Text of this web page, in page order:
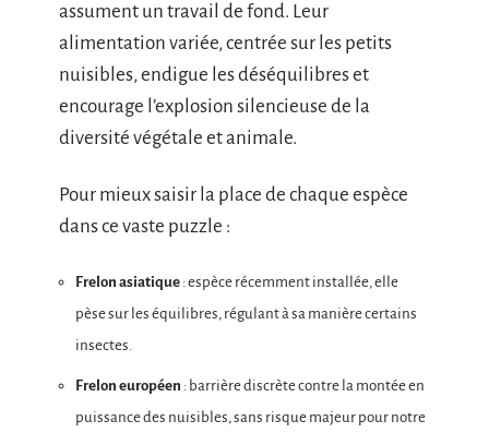
assument un travail de fond. Leur
alimentation variée, centrée sur les petits
nuisibles, endigue les déséquilibres et
encourage l’explosion silencieuse de la
diversité végétale et animale.
Pour mieux saisir la place de chaque espèce
dans ce vaste puzzle :
Frelon asiatique : espèce récemment installée, elle
pèse sur les équilibres, régulant à sa manière certains
insectes.
Frelon européen : barrière discrète contre la montée en
puissance des nuisibles, sans risque majeur pour notre